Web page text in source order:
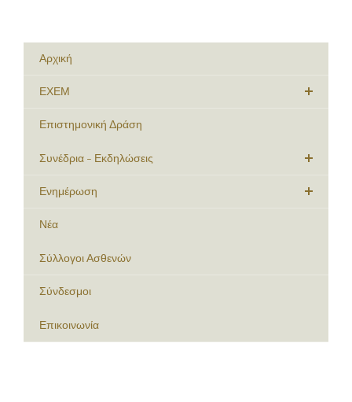
Αρχική
ΕΧΕΜ
Επιστημονική Δράση
Συνέδρια - Εκδηλώσεις
Ενημέρωση
Νέα
Σύλλογοι Ασθενών
Σύνδεσμοι
Επικοινωνία